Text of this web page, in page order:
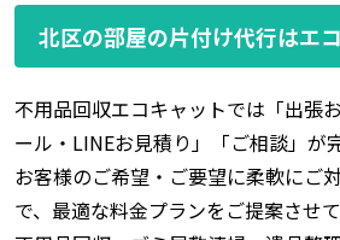
北区の部屋の片付け代行はエ
不用品回収エコキャットでは「出張
ール・LINEお見積り」「ご相談」が
お客様のご希望・ご要望に柔軟にご
で、最適な料金プランをご提案させ